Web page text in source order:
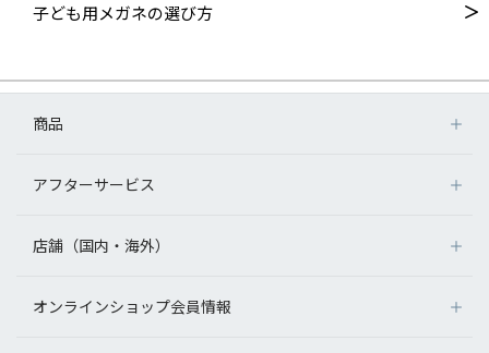
子ども用メガネの選び方
商品
アフターサービス
店舗（国内・海外）
オンラインショップ会員情報